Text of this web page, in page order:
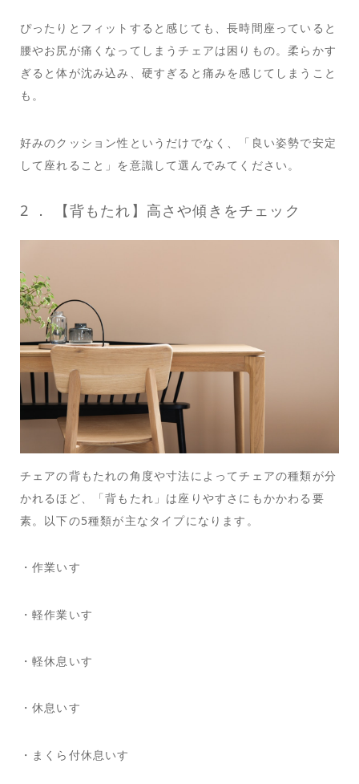
ぴったりとフィットすると感じても、長時間座っていると
腰やお尻が痛くなってしまうチェアは困りもの。柔らかす
ぎると体が沈み込み、硬すぎると痛みを感じてしまうこと
も。
好みのクッション性というだけでなく、「良い姿勢で安定
して座れること」を意識して選んでみてください。
2 ． 【背もたれ】高さや傾きをチェック
チェアの背もたれの角度や寸法によってチェアの種類が分
かれるほど、「背もたれ」は座りやすさにもかかわる要
素。以下の5種類が主なタイプになります。
・作業いす
・軽作業いす
・軽休息いす
・休息いす
・まくら付休息いす